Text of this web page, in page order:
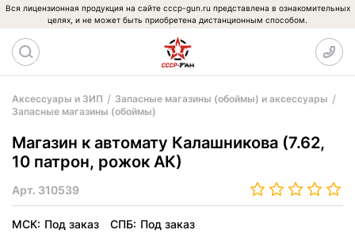
Вся лицензионная продукция на сайте cccp-gun.ru представлена в ознакомительных
целях, и не может быть приобретена дистанционным способом.
Аксессуары и ЗИП
Запасные магазины (обоймы) и аксессуары
Запасные магазины (обоймы)
Магазин к автомату Калашникова (7.62,
10 патрон, рожок АК)
Арт. 310539
МСК: Под заказ СПБ: Под заказ